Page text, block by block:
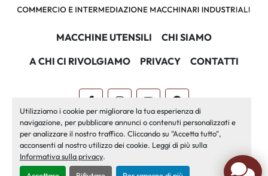
Utilizziamo i cookie per migliorare la tua esperienza di
navigazione, per pubblicare annunci o contenuti personalizzati e
per analizzare il nostro traffico. Cliccando su "Accetta tutto",
acconsenti al nostro utilizzo dei cookie. Leggi di più sulla
Informativa sulla privacy.
MACCHINE UTENSILI
CHI SIAMO
A CHI CI RIVOLGIAMO
PRIVACY CONTATTI
facebookinstagramyoutubepinterest
Machinio Systemsito web diMachinio
Personalizza le preferenze sui Cookies